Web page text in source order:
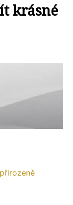
krásné